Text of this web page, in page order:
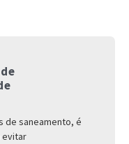
de saneamento, é
evitar